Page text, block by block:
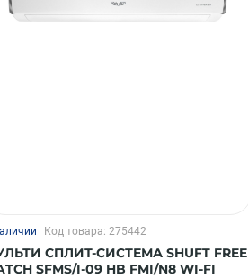
Код товара: 275442
СПЛИТ-СИСТЕМА SHUFT FREE
SFMS/I-09 HB FMI/N8 WI-FI